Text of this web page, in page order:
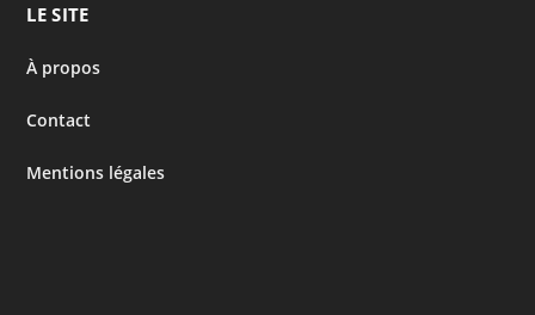
LE SITE
À propos
Contact
Mentions légales